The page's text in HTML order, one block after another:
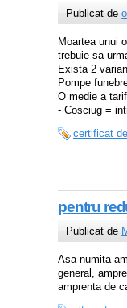
Publicat de
Moartea unui
trebuie sa
Exista 2
Pompe
O medie a
- Cosciug =
certificat
pentru
Publicat de
Asa-numita
general,
amprenta de